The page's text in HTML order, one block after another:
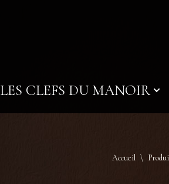
LES CLEFS DU MANOIR
Accueil \